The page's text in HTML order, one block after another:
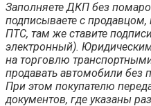
Заполняете ДКП без
подписываете с продавцом,
ПТС, там же ставите
электронный).
на торговлю
продавать автомобили без
При этом покупателю
документов, где указаны